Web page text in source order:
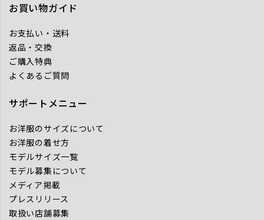
お買い物ガイド
お支払い・送料
返品・交換
ご購入特典
よくあるご質問
サポートメニュー
お洋服のサイズについて
お洋服の着せ方
モデルサイズ一覧
モデル募集について
メディア掲載
プレスリリース
取扱い店舗募集